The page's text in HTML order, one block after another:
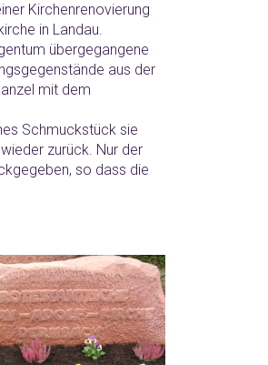
Kirchenrenovierung
in Landau.
übergegangene
aus der
mit dem
Schmuckstück sie
zurück. Nur der
so dass die